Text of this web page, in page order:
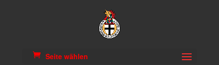
Seite wählen